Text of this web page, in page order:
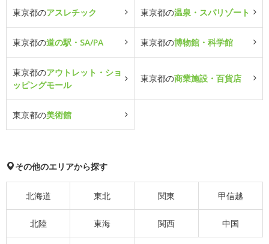
東京都のアスレチック 東京都の温泉・スパリゾート
東京都の道の駅・SA/PA 東京都の博物館・科学館
東京都のアウトレット・ショ
ッピングモール
東京都の商業施設・百貨店
東京都の美術館
その他のエリアから探す
北海道 東北 関東 甲信越
北陸 東海 関西 中国